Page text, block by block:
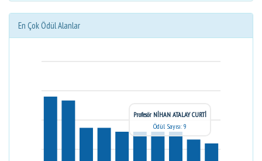
En Çok Ödül Alanlar
Profesör NİHAN ATALAY CURTİ
Ödül Sayısı: 9